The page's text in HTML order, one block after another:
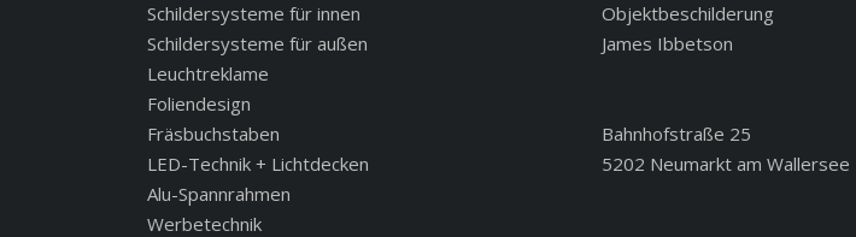
Schildersysteme für innen
Schildersysteme für außen
Leuchtreklame
Foliendesign
Fräsbuchstaben
LED-Technik + Lichtdecken
Alu-Spannrahmen
Werbetechnik
Objektbeschilderung
James Ibbetson
Bahnhofstraße 25
5202 Neumarkt am Wallersee